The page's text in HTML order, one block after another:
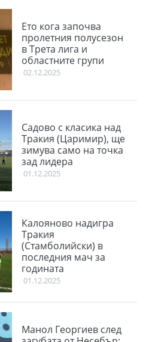
Ето кога започва
пролетния полусезон
в Трета лига и
областните групи
02.12.2025
Садово с класика над
Тракия (Царимир), ще
зимува само на точка
зад лидера
01.12.2025
Калояново надигра
Тракия
(Стамболийски) в
последния мач за
годината
01.12.2025
Манол Георгиев след